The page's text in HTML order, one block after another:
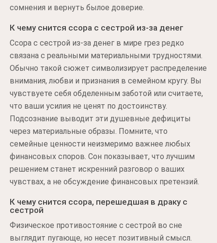
сомнения и вернуть былое доверие.
К чему снится ссора с сестрой из-за денег
Ссора с сестрой из-за денег в мире грез редко
связана с реальными материальными трудностями.
Обычно такой сюжет символизирует распределение
внимания, любви и признания в семейном кругу. Вы
чувствуете себя обделенным заботой или считаете,
что ваши усилия не ценят по достоинству.
Подсознание выводит эти душевные дефициты
через материальные образы. Помните, что
семейные ценности неизмеримо важнее любых
финансовых споров. Сон показывает, что лучшим
решением станет искренний разговор о ваших
чувствах, а не обсуждение финансовых претензий.
К чему снится ссора, перешедшая в драку с
сестрой
Физическое противостояние с сестрой во сне
выглядит пугающе, но несет позитивный смысл.